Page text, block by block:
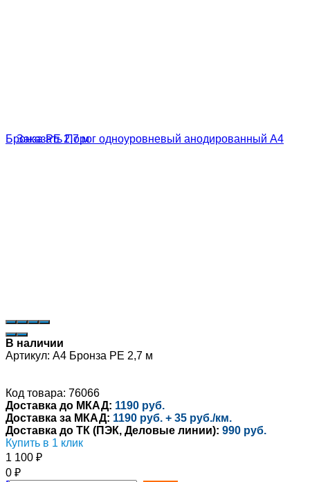
В наличии
Артикул: А4 Бронза РЕ 2,7 м
Код товара: 76066
Доставка до МКАД: 1190 руб.
Доставка за МКАД: 1190 руб. + 35 руб./км.
Доставка до ТК (ПЭК, Деловые линии): 990 руб.
Купить в 1 клик
1 100 ₽
0 ₽